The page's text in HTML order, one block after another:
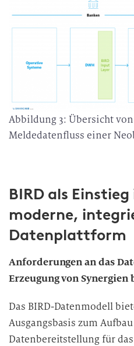
Abbildung 3: Übersicht
Meldedatenfluss einer
BIRD als
moderne,
Datenplattform
Anforderungen an das
Erzeugung von Synergien
Das BIRD-Datenmodell
Ausgangsbasis zum
Datenbereitstellung für